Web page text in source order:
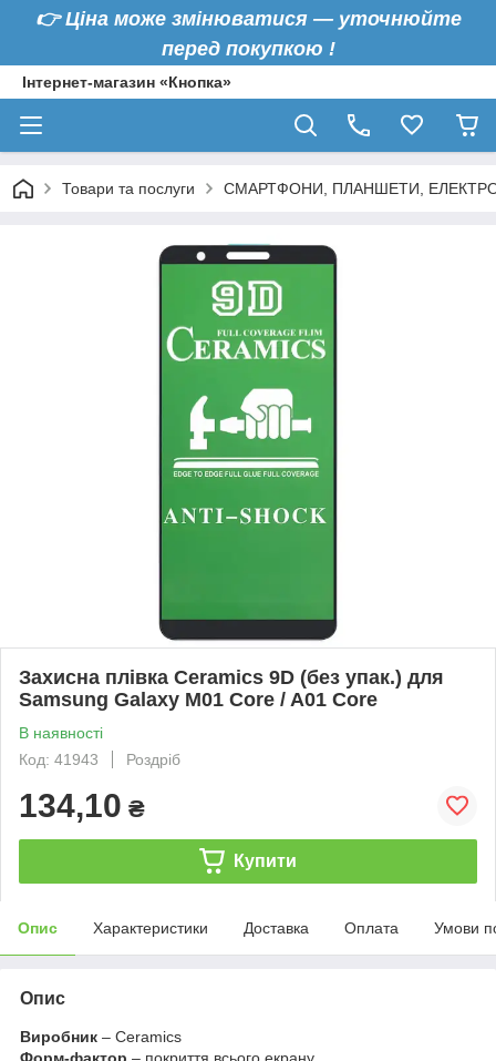
👉Ціна може змінюватися — уточнюйте
перед покупкою !
Інтернет-магазин «Кнопка»
Товари та послуги СМАРТФОНИ, ПЛАНШЕТИ,
Захисна плівка Ceramics 9D (без упак.) для
Samsung Galaxy M01 Core / A01 Core
В наявності
Код: 41943
Роздріб
134,10 ₴
Купити
Опис Характеристики Доставка Оплата Умови
Опис
Виробник – Ceramics
Форм-фактор – покриття всього екрану